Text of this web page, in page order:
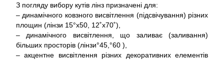
З погляду вибору кутів лінз призначені для:
– динамічного ковзного висвітлення (підсвічування) різних
площин (лінзи 15°x50, 12˚x70˚),
– динамічного висвітлення, що заливає (заливання)
більших просторів (лінзи°45,°60 ),
– акцентне висвітлення різних декоративних елементів